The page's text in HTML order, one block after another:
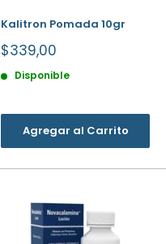
Kalitron Pomada 10gr
Precio
venta
$339,00
Disponible
Agregar al Carrito